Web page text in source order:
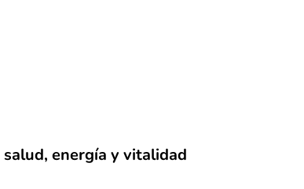
salud, energía y vitalidad